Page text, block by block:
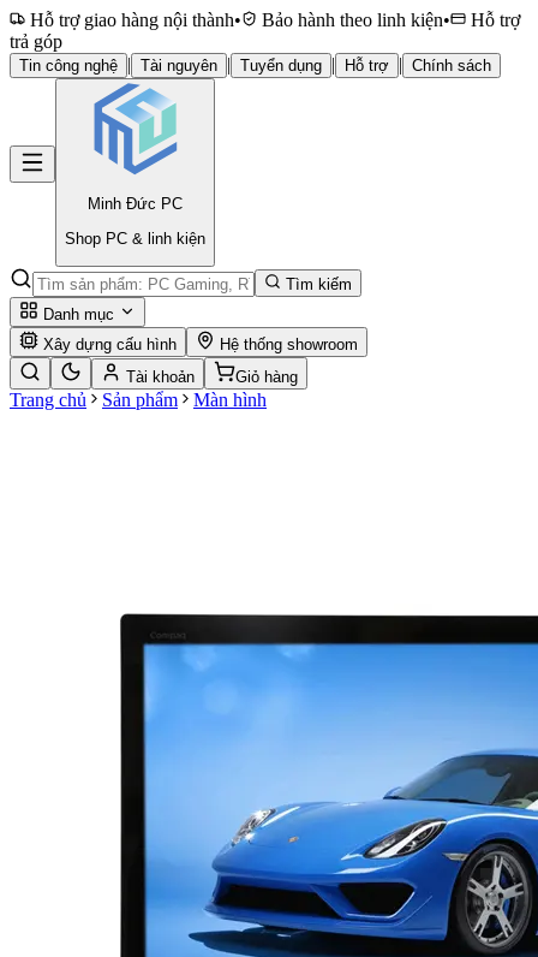
Hỗ trợ giao hàng nội thành• Bảo hành theo linh kiện•
Hỗ trợ
trả góp
Tin công nghệ | Tài nguyên | Tuyển dụng | Hỗ trợ | Chính sách
Minh Đức PC
Shop PC & linh kiện
Tìm kiếm
Danh mục
Xây dựng cấu hình
Hệ thống showroom
Tài khoản
Giỏ hàng
Trang chủ Sản phẩm Màn hình